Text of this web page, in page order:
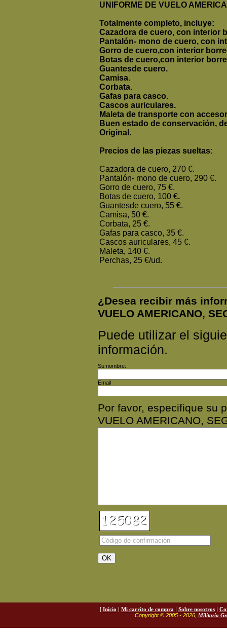
UNIFORME DE VUELO
Totalmente completo, incluye:
Cazadora de cuero, con interior
Pantalón- mono de cuero, con
Gorro de cuero,con interior
Botas de cuero,con interior
Guantesde cuero.
Camisa.
Corbata.
Gafas para casco.
Cascos auriculares.
Maleta de transporte con
Buen estado de conservación,
Original.
Precios de las piezas sueltas:
Cazadora de cuero, 270 €.
Pantalón- mono de cuero, 290 €.
Gorro de cuero, 75 €.
Botas de cuero, 100 €.
Guantesde cuero, 55 €.
Camisa, 50 €.
Corbata, 25 €.
Gafas para casco, 35 €.
Cascos auriculares, 45 €.
Maleta, 140 €.
Perchas, 25 €/ud.
¿Desea recibir más
VUELO AMERICANO,
Puede utilizar el
información.
Su nombre:
Email
Por favor, especifique su
VUELO AMERICANO,
[ Inicio | Mi carrito de compra | Sobre nosotros|
Copyright © 2005 - 2026, Militaria